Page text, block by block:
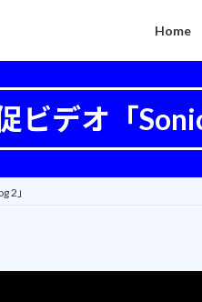
Home
ビデオ「
2」